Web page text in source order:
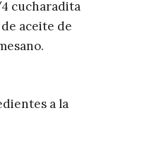
cucharadita
aceite de
a la